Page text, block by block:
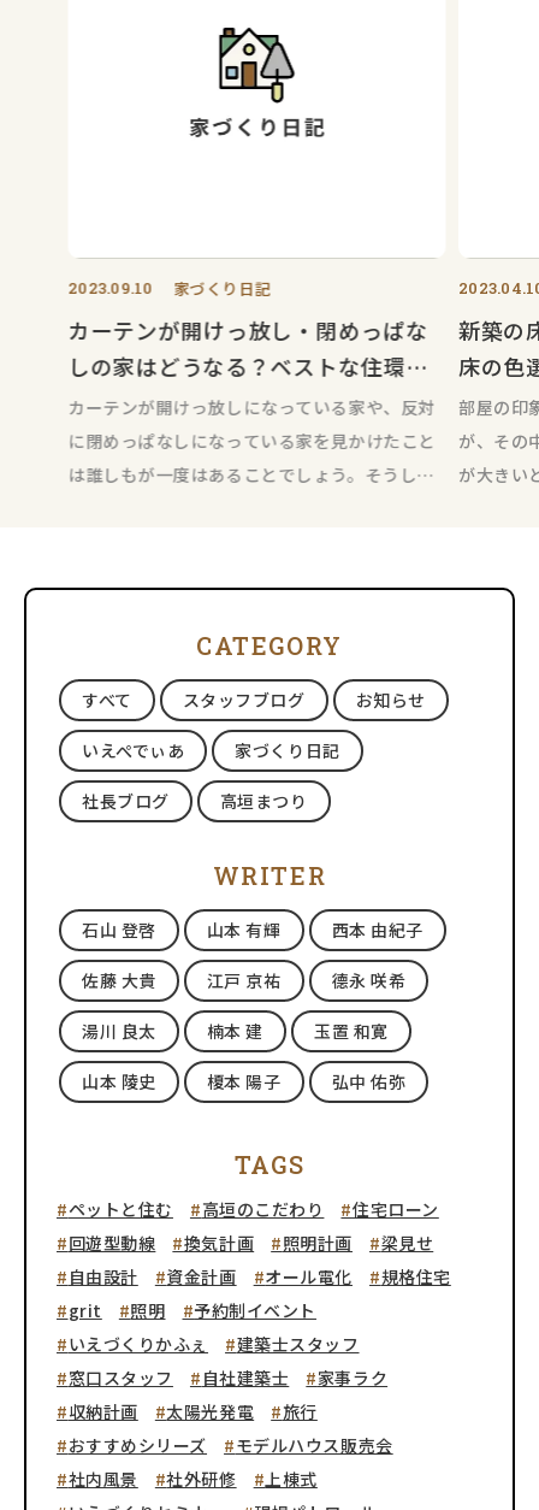
2023.09.10 家づくり日記
カーテンが開けっ放し・閉めっぱな
しの家はどうなる？ベストな住環境
のために！
カーテンが開けっ放しになっている家や、反対
に閉めっぱなしになっている家を見かけたこと
は誰しもが一度はあることでしょう。そうした
新築の
床の色
部屋の印
が、その
が大きい
CATEGORY
すべて スタッフブログ お知らせ
いえぺでぃあ 家づくり日記
社長ブログ 高垣まつり
WRITER
石山 登啓 山本 有輝 西本 由紀子
佐藤 大貴 江戸 京祐 德永 咲希
湯川 良太 楠本 建 玉置 和寛
山本 陵史 榎本 陽子 弘中 佑弥
TAGS
ペットと住む 高垣のこだわり
住宅ローン
回遊型動線
換気計画 照明計画
梁見せ
自由設計
資金計画 オール電化
規格住宅
grit
照明
予約制イベント
いえづくりかふぇ
建築士スタッフ
窓口スタッフ
自社建築士
家事ラク
収納計画
太陽光発電
旅行
おすすめシリーズ
モデルハウス販売会
社内風景
社外研修
上棟式